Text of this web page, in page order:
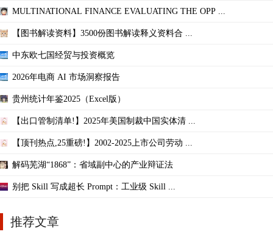
MULTINATIONAL FINANCE EVALUATING THE OPP ...
【图书解读资料】3500份图书解读释义资料合 ...
中东欧七国经贸与投资概览
2026年电商 AI 市场洞察报告
贵州统计年鉴2025（Excel版）
【出口管制清单!】2025年美国制裁中国实体清 ...
【顶刊热点,25重磅!】2002-2025上市公司劳动 ...
解码芜湖“1868”：省域副中心的产业辩证法
别把 Skill 写成超长 Prompt：工业级 Skill ...
推荐文章